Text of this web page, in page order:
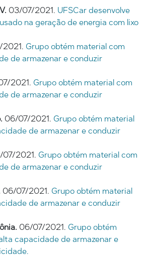
03/07/2021. UFSCar desenvolve
na geração de energia com lixo
Grupo obtém material com
de armazenar e conduzir
2021. Grupo obtém material com
de armazenar e conduzir
06/07/2021. Grupo obtém material
de armazenar e conduzir
07/2021. Grupo obtém material com
de armazenar e conduzir
06/07/2021. Grupo obtém material
de armazenar e conduzir
06/07/2021. Grupo obtém
capacidade de armazenar e